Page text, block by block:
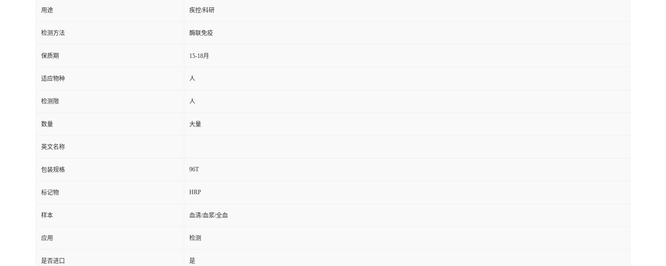
用途 疾控/科研
检测方法 酶联免疫
保质期 15-18月
适应物种 人
检测限 人
数量 大量
英文名称
包装规格 96T
标记物 HRP
样本 血清/血浆/全血
应用 检测
是否进口 是